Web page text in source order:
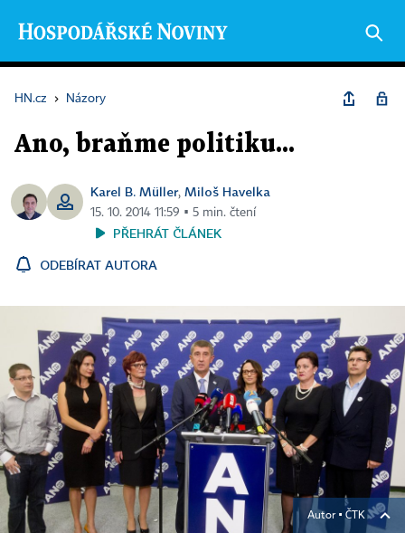
HN.cz › Názory
Ano, braňme politiku...
Karel B. Müller, Miloš Havelka
15. 10. 2014 11:59 ▪ 5 min. čtení
PŘEHRÁT ČLÁNEK
ODEBÍRAT AUTORA
Autor ▪ ČTK